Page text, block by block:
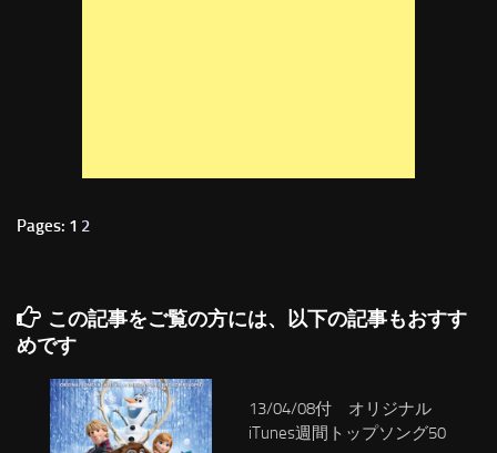
Pages: 1 2
この記事をご覧の方には、以下の記事もおすす
めです
13/04/08付 オリジナル
iTunes週間トップソング50